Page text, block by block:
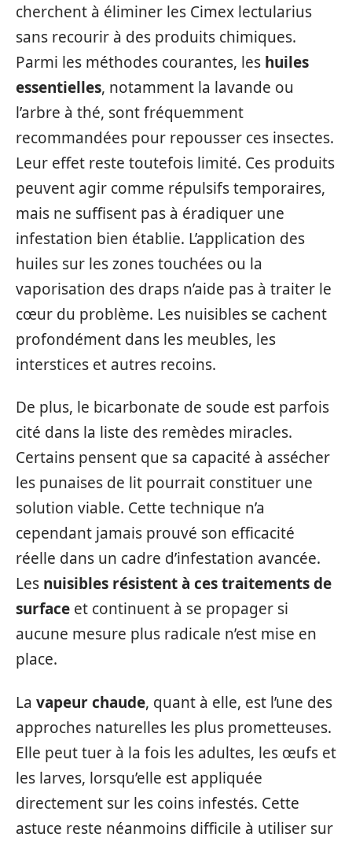
cherchent à éliminer les Cimex lectularius
sans recourir à des produits chimiques.
Parmi les méthodes courantes, les huiles
essentielles, notamment la lavande ou
l’arbre à thé, sont fréquemment
recommandées pour repousser ces insectes.
Leur effet reste toutefois limité. Ces produits
peuvent agir comme répulsifs temporaires,
mais ne suffisent pas à éradiquer une
infestation bien établie. L’application des
huiles sur les zones touchées ou la
vaporisation des draps n’aide pas à traiter le
cœur du problème. Les nuisibles se cachent
profondément dans les meubles, les
interstices et autres recoins.
De plus, le bicarbonate de soude est parfois
cité dans la liste des remèdes miracles.
Certains pensent que sa capacité à assécher
les punaises de lit pourrait constituer une
solution viable. Cette technique n’a
cependant jamais prouvé son efficacité
réelle dans un cadre d’infestation avancée.
Les nuisibles résistent à ces traitements de
surface et continuent à se propager si
aucune mesure plus radicale n’est mise en
place.
La vapeur chaude, quant à elle, est l’une des
approches naturelles les plus prometteuses.
Elle peut tuer à la fois les adultes, les œufs et
les larves, lorsqu’elle est appliquée
directement sur les coins infestés. Cette
astuce reste néanmoins difficile à utiliser sur